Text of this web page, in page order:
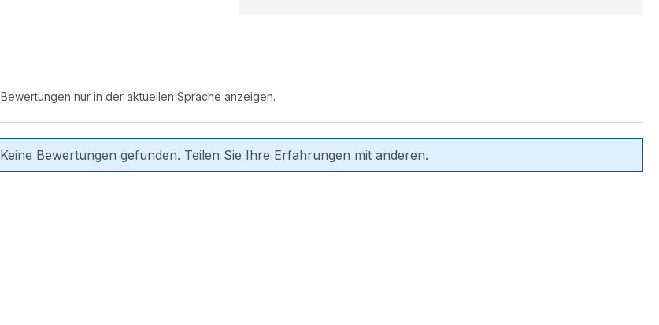
Bewertungen nur in der aktuellen Sprache anzeigen.
Keine Bewertungen gefunden. Teilen Sie Ihre Erfahrungen mit anderen.